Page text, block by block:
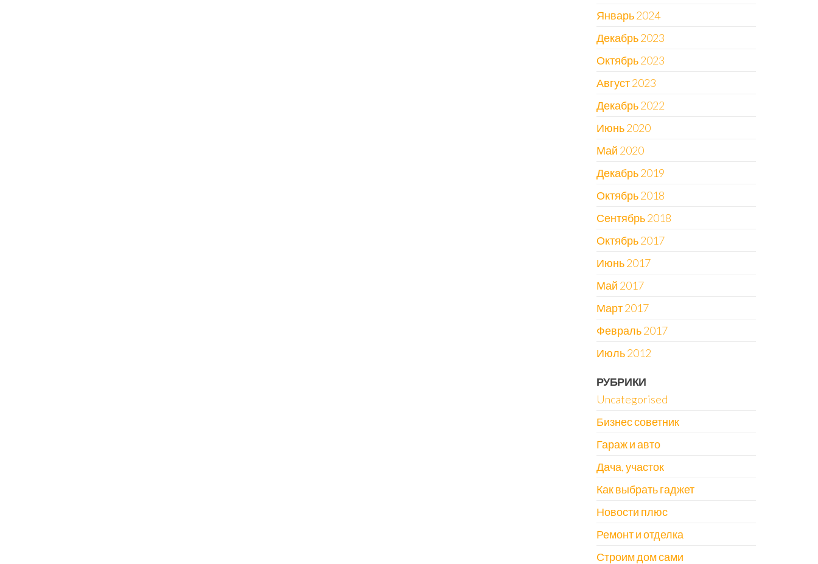
Январь 2024
Декабрь 2023
Октябрь 2023
Август 2023
Декабрь 2022
Июнь 2020
Май 2020
Декабрь 2019
Октябрь 2018
Сентябрь 2018
Октябрь 2017
Июнь 2017
Май 2017
Март 2017
Февраль 2017
Июль 2012
РУБРИКИ
Uncategorised
Бизнес советник
Гараж и авто
Дача, участок
Как выбрать гаджет
Новости плюс
Ремонт и отделка
Строим дом сами